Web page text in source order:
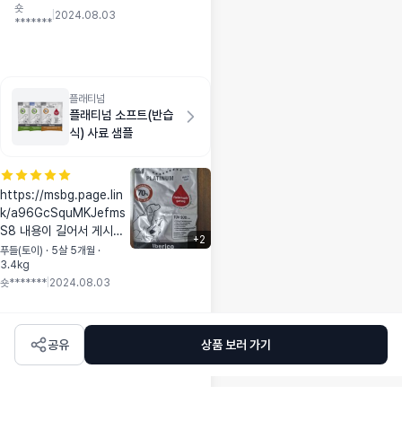
됩니다.
숏
*******
2024.08.03
플래티넘
플래티넘 소프트(반습
식) 사료 샘플
https://msbg.page.lin
k/a96GcSquMKJefms
S8 내용이 길어서 게시물
링크로 대체합니다. 기호성
좋고 소프트 제형이라 씹기
도 좋은 것 같습니다.
푸들(토이) · 5살 5개월 ·
3.4kg
숏******* 2024.08.03
+2
공유 상품 보러 가기